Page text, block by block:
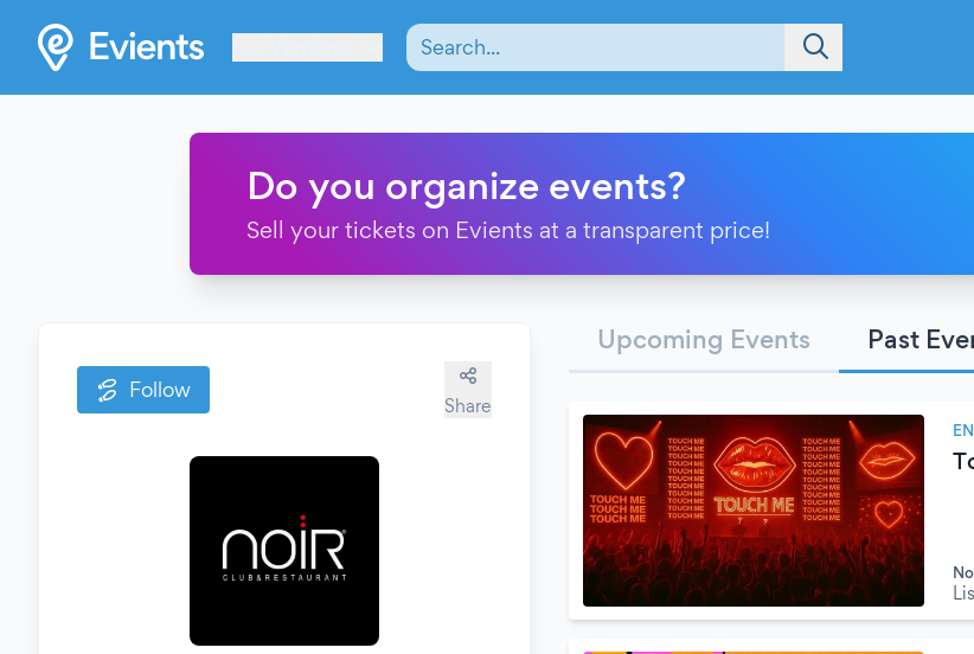
Do you organize events?
Sell your tickets on Evients at a transparent price!
Follow
Share
Upcoming Events Past